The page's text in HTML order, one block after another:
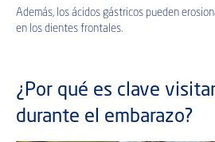
Además, los ácidos gástricos pueden
en los dientes frontales.
¿Por qué es clave
durante el embarazo?